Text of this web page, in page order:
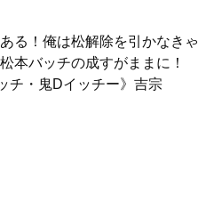
る！俺は松解除を引かなきゃ
本バッチの成すがままに！
チ・鬼Dイッチー》吉宗